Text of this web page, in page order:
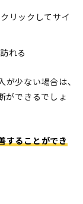
リックしてサイ
れる
が少ない場合は、
ができるでしょ
することができ